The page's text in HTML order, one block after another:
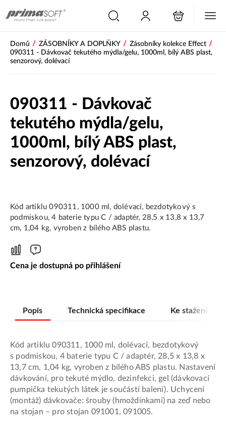
Domů / ZÁSOBNÍKY A DOPLŇKY / Zásobníky kolekce Effect /
090311 - Dávkovač tekutého mýdla/gelu, 1000ml, bílý ABS plast,
senzorový, dolévací
090311 - Dávkovač
tekutého mýdla/gelu,
1000ml, bílý ABS plast,
senzorový, dolévací
Kód artiklu 090311, 1000 ml, dolévací, bezdotykový s
podmiskou, 4 baterie typu C / adaptér, 28,5 x 13,8 x 13,7
cm, 1,04 kg, vyroben z bílého ABS plastu.
Cena je dostupná po přihlášení
Popis Technická specifikace Ke stažení
Kód artiklu 090311, 1000 ml, dolévací, bezdotykový
s podmiskou, 4 baterie typu C / adaptér, 28,5 x 13,8 x
13,7 cm, 1,04 kg, vyroben z bílého ABS plastu. Nastavení
dávkování, pro tekuté mýdlo, dezinfekci, gel (dávkovací
pumpička tekutých látek je součástí balení). Uchycení
(montáž) dávkovače: šrouby (hmoždinkami) na zeď nebo
na stojan – pro stojan 091001, 091005.